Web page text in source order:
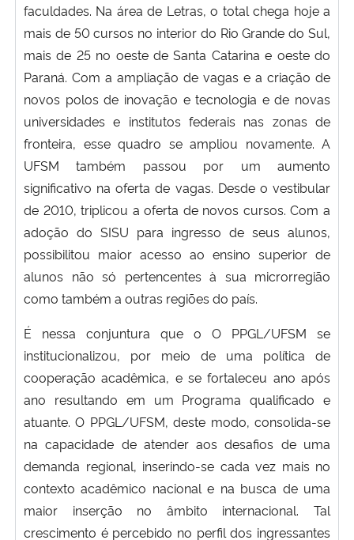
faculdades. Na área de Letras, o total chega hoje a
mais de 50 cursos no interior do Rio Grande do Sul,
mais de 25 no oeste de Santa Catarina e oeste do
Paraná. Com a ampliação de vagas e a criação de
novos polos de inovação e tecnologia e de novas
universidades e institutos federais nas zonas de
fronteira, esse quadro se ampliou novamente. A
UFSM também passou por um aumento
significativo na oferta de vagas. Desde o vestibular
de 2010, triplicou a oferta de novos cursos. Com a
adoção do SISU para ingresso de seus alunos,
possibilitou maior acesso ao ensino superior de
alunos não só pertencentes à sua microrregião
como também a outras regiões do país.
É nessa conjuntura que o O PPGL/UFSM se
institucionalizou, por meio de uma política de
cooperação acadêmica, e se fortaleceu ano após
ano resultando em um Programa qualificado e
atuante. O PPGL/UFSM, deste modo, consolida-se
na capacidade de atender aos desafios de uma
demanda regional, inserindo-se cada vez mais no
contexto acadêmico nacional e na busca de uma
maior inserção no âmbito internacional. Tal
crescimento é percebido no perfil dos ingressantes